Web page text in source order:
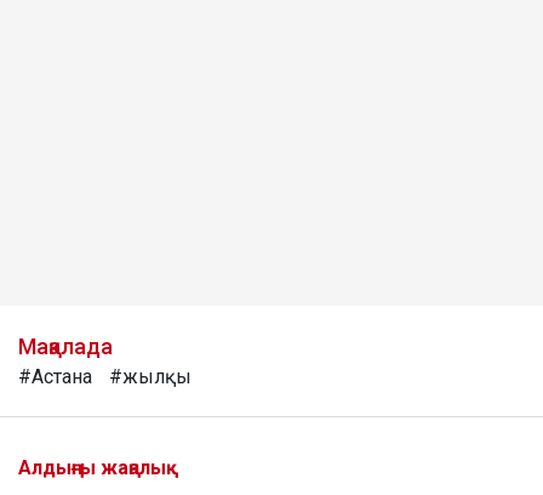
Мақалада
#Астана #жылқы
Алдыңғы жаңалық